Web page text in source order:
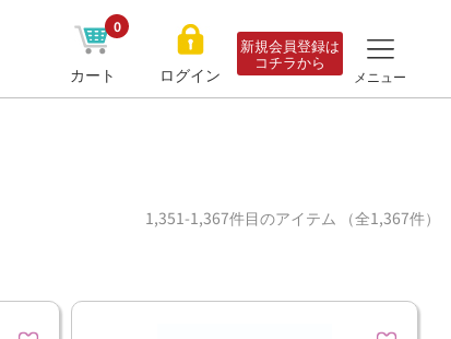
カート
0
ログイン
新規会員登録は
コチラから
メニュー
1,351-1,367件目のアイテム （全1,367件）